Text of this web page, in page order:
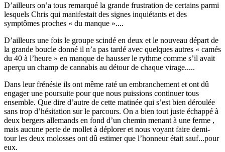
D’ailleurs on’a tous remarqué la grande frustration de certains parmi
lesquels Chris qui manifestait des signes inquiétants et des
symptômes proches « du manque »....
D’ailleurs une fois le groupe scindé en deux et le nouveau départ de
la grande boucle donné il n’a pas tardé avec quelques autres « camés
du 40 à l’heure » en manque de hausser le rythme comme s’il avait
aperçu un champ de cannabis au détour de chaque virage.....
Dans leur frénésie ils ont même raté un embranchement et ont dû
engager une poursuite pour que nous puissions continuer tous
ensemble. Que dire d’autre de cette matinée qui s’est bien déroulée
sans trop d’hésitation sur le parcours. On a bien tout juste échappé à
deux bergers allemands en fond d’un chemin menant à une ferme ,
mais aucune perte de mollet à déplorer et nous voyant faire demi-
tour les deux molosses ont dû estimer que l’honneur était sauf...pour
eux.